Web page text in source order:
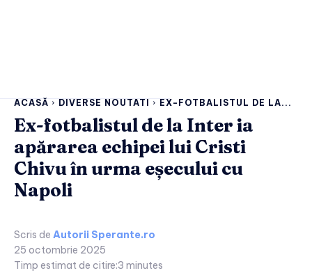
ACASĂ DIVERSE NOUTATI EX-FOTBALISTUL DE LA...
Ex-fotbalistul de la Inter ia
apărarea echipei lui Cristi
Chivu în urma eșecului cu
Napoli
Scris de Autorii Sperante.ro
25 octombrie 2025
Timp estimat de citire:3 minutes